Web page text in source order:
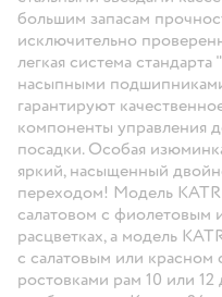
большим запасам
исключительно
легкая система
насыпными
гарантируют
компоненты управления
посадки. Особая
яркий, насыщенный
переходом! Модель
салатовом с фиолетовым
расцветках, а модель
с салатовым или красном
ростовками рам 10 или